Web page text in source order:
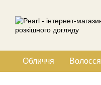
Обличчя Волосся